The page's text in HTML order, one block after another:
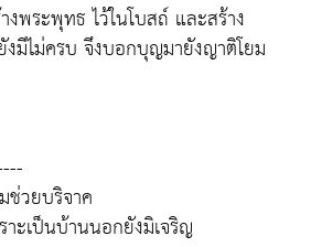
ระพุทธ ไว้ในโบสถ์ และสร้าง
มีไม่ครบ จึงบอกบุญมายังญาติโยม
วยบริจาค
ะเป็นบ้านนอกยังมิเจริญ